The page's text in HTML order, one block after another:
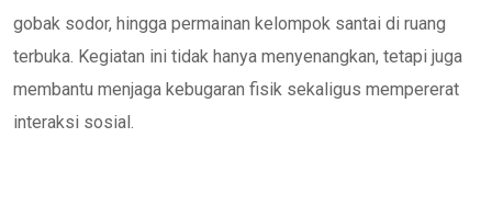
gobak sodor, hingga permainan kelompok santai di ruang
terbuka. Kegiatan ini tidak hanya menyenangkan, tetapi juga
membantu menjaga kebugaran fisik sekaligus mempererat
interaksi sosial.